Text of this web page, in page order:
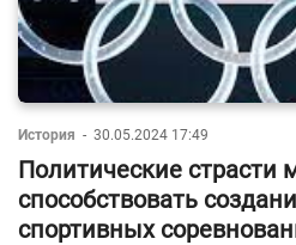
История - 30.05.2024 17:49
Политические страсти
способствовать
спортивных